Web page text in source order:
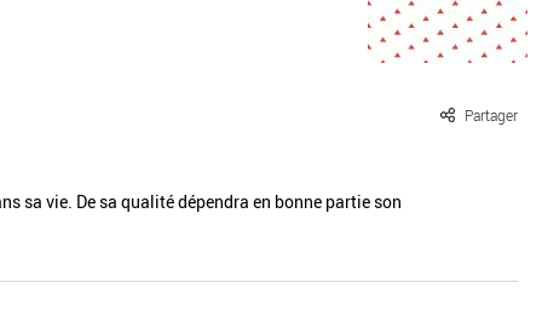
Partager
sa vie. De sa qualité dépendra en bonne partie son